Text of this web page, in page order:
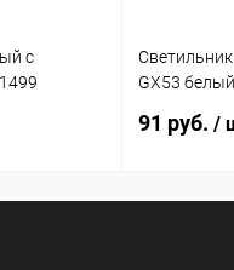
с
GX53 белый
91 руб. /